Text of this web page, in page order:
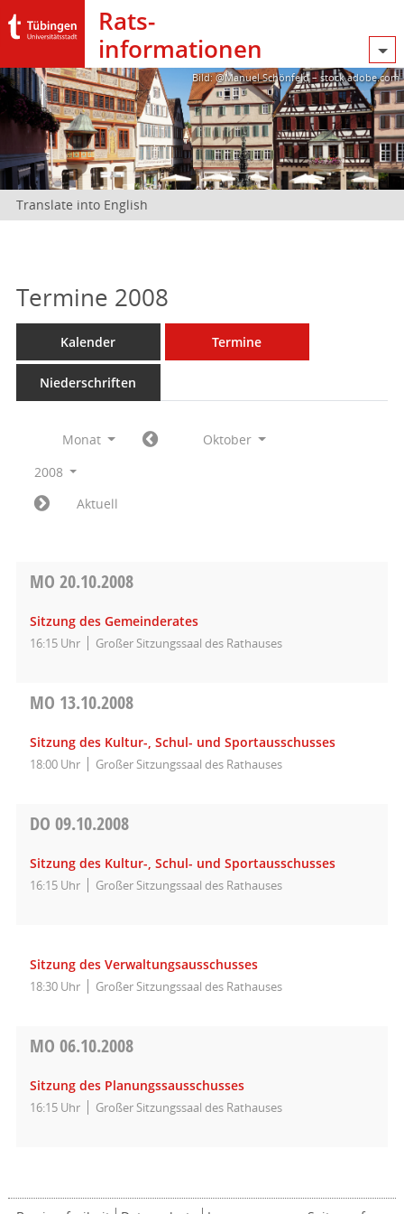
Rats­
informationen
Bild: @Manuel Schönfeld – stock.adobe.com
Translate into English
Termine 2008
Kalender Termine
Niederschriften
Monat
Oktober
2008
Aktuell
MO 20.10.2008
Sitzung des Gemeinderates
16:15 Uhr Großer Sitzungssaal des Rathauses
MO 13.10.2008
Sitzung des Kultur-, Schul- und Sportausschusses
18:00 Uhr Großer Sitzungssaal des Rathauses
DO 09.10.2008
Sitzung des Kultur-, Schul- und Sportausschusses
16:15 Uhr Großer Sitzungssaal des Rathauses
Sitzung des Verwaltungsausschusses
18:30 Uhr Großer Sitzungssaal des Rathauses
MO 06.10.2008
Sitzung des Planungssausschusses
16:15 Uhr Großer Sitzungssaal des Rathauses